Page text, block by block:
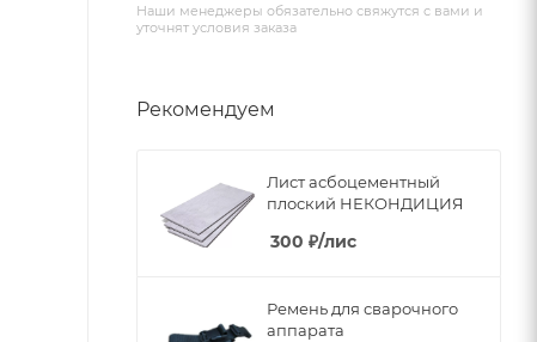
Наши менеджеры обязательно свяжутся с вами и
уточнят условия заказа
Рекомендуем
Лист асбоцементный
плоский НЕКОНДИЦИЯ
300 ₽/лис
Ремень для сварочного
аппарата